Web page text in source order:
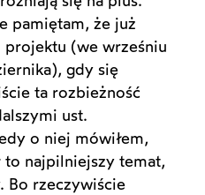
pamiętam, że już
(we wrześniu
gdy się
ta rozbieżność
ust.
o niej mówiłem,
to najpilniejszy temat,
Bo rzeczywiście